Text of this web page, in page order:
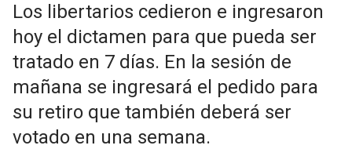
Los libertarios cedieron e ingresaron
hoy el dictamen para que pueda ser
tratado en 7 días. En la sesión de
mañana se ingresará el pedido para
su retiro que también deberá ser
votado en una semana.